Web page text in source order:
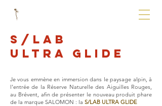
S/LAB
ULTRA GLIDE
Je vous emmène en immersion dans le paysage alpin, à
l'entrée de la Réserve Naturelle des Aiguilles Rouges,
au Brévent, afin de présenter le nouveau produit phare
de la marque SALOMON : la S/LAB ULTRA GLIDE